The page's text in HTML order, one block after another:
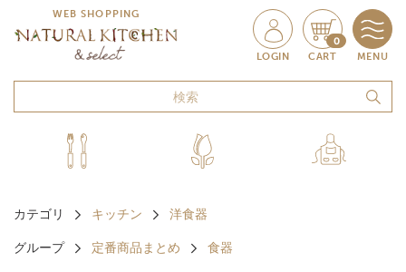
WEB SHOPPING
LOGIN
0
CART MENU
カテゴリ キッチン 洋食器
グループ 定番商品まとめ 食器